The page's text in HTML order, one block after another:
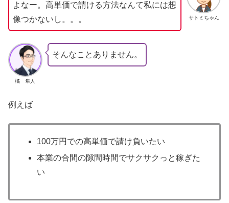
サトミちゃん
よなー。高単価で請ける方法なんて私には想
像つかないし。。。
橘 隼人
そんなことありません。
例えば
100万円での高単価で請け負いたい
本業の合間の隙間時間でサクサクっと稼ぎた
い